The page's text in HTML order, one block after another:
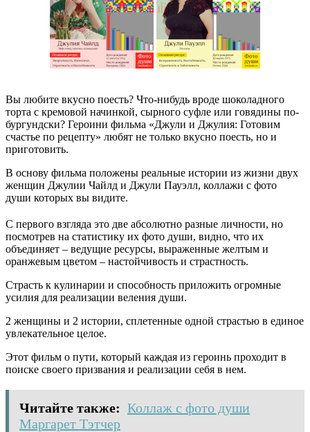
Вы любите вкусно поесть? Что-нибудь вроде шоколадного
торта с кремовой начинкой, сырного суфле или говядины по-
бургундски? Героини фильма «Джули и Джулия: Готовим
счастье по рецепту» любят не только вкусно поесть, но и
приготовить.
В основу фильма положены реальные истории из жизни двух
женщин Джулии Чайлд и Джули Пауэлл, коллажи с фото
души которых вы видите.
С первого взгляда это две абсолютно разные личности, но
посмотрев на статистику их фото души, видно, что их
объединяет – ведущие ресурсы, выраженные желтым и
оранжевым цветом – настойчивость и страстность.
Страсть к кулинарии и способность приложить огромные
усилия для реализации веления души.
2 женщины и 2 истории, сплетенные одной страстью в единое
увлекательное целое.
Этот фильм о пути, который каждая из героинь проходит в
поиске своего призвания и реализации себя в нем.
Читайте также: Коллаж с фото души
Маргарет Тэтчер